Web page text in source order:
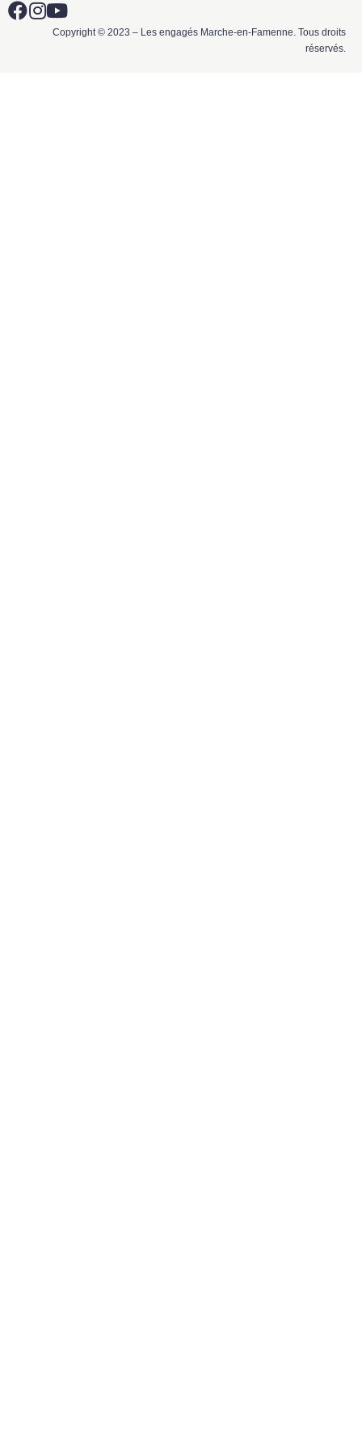
Copyright © 2023 – Les engagés Marche-en-Famenne. Tous droits
réservés.